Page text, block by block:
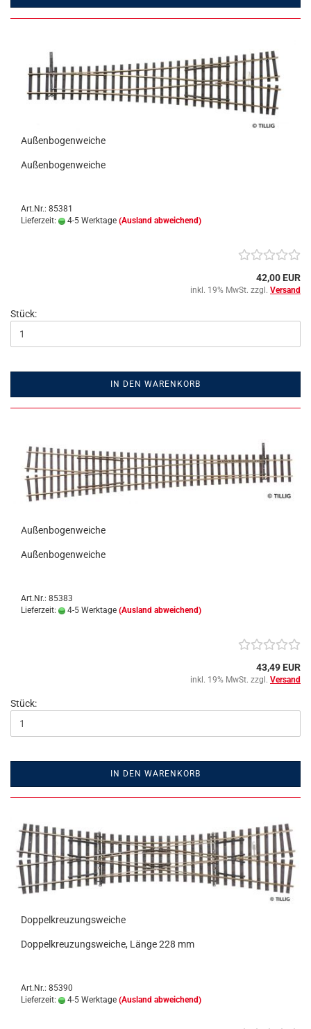
Außenbogenweiche
Außenbogenweiche
Art.Nr.: 85381
Lieferzeit:
4-5 Werktage (Ausland abweichend)
42,00 EUR
inkl. 19% MwSt. zzgl. Versand
Stück:
IN DEN WARENKORB
Außenbogenweiche
Außenbogenweiche
Art.Nr.: 85383
Lieferzeit:
4-5 Werktage (Ausland abweichend)
43,49 EUR
inkl. 19% MwSt. zzgl. Versand
Stück:
IN DEN WARENKORB
Doppelkreuzungsweiche
Doppelkreuzungsweiche, Länge 228 mm
Art.Nr.: 85390
Lieferzeit:
4-5 Werktage (Ausland abweichend)